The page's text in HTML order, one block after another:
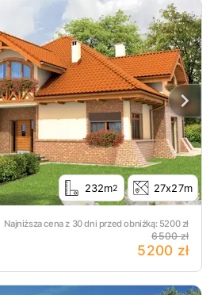
232m2 27x27m
Najniższa cena z 30 dni przed obniżką: 5200zł
6500 zł
5200 zł